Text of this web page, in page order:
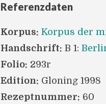
Referenzdaten
Korpus: Korpus der
Handschrift: B 1:
Folio: 293r
Edition: Gloning 1998
Rezeptnummer: 60